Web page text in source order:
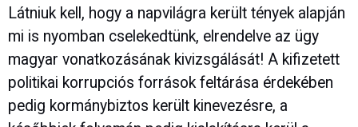
Látniuk kell, hogy a napvilágra került tények alapján
mi is nyomban cselekedtünk, elrendelve az ügy
magyar vonatkozásának kivizsgálását! A kifizetett
politikai korrupciós források feltárása érdekében
pedig kormánybiztos került kinevezésre, a